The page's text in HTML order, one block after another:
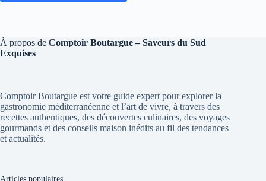
À propos de Comptoir Boutargue – Saveurs du Sud
Exquises
Comptoir Boutargue est votre guide expert pour explorer la
gastronomie méditerranéenne et l’art de vivre, à travers des
recettes authentiques, des découvertes culinaires, des voyages
gourmands et des conseils maison inédits au fil des tendances
et actualités.
Articles populaires